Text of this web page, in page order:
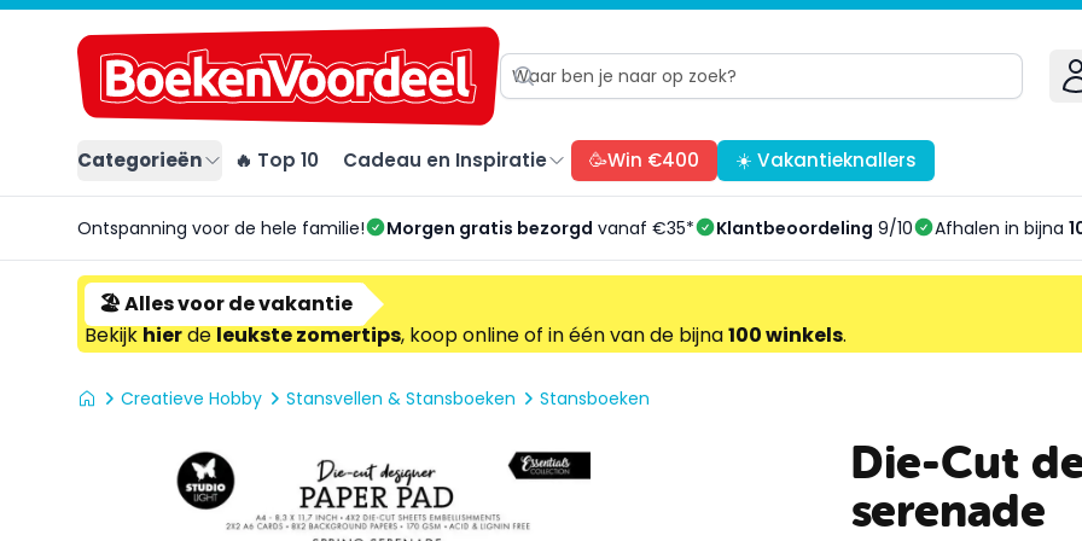
Categorieën 🔥 Top 10 Cadeau en Inspiratie 🥳Win €400 ☀️ Vakantieknallers
Ontspanning voor de hele familie! Morgen gratis bezorgd vanaf €35* Klantbeoordeling 9/10 Afhalen in bijna
🏖️ Alles voor de vakantie
Bekijkhierdeleukste zomertips, koop online of in één van de bijna100 winkels.
Creatieve Hobby Stansvellen & Stansboeken Stansboeken
Die-Cut
serenade